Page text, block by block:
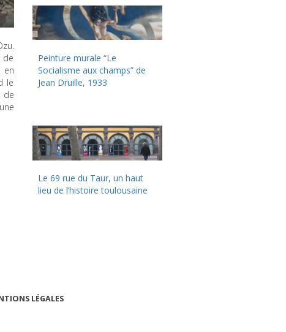
de
en
le
de
Peinture murale “Le
Socialisme aux champs” de
Jean Druille, 1933
Le 69 rue du Taur, un haut
lieu de l’histoire toulousaine
LÉGALES